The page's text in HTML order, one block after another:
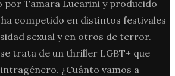
por Tamara Lucarini y producido
competido en distintos festivales
sexual y en otros de terror.
trata de un thriller LGBT+ que
¿Cuánto vamos a